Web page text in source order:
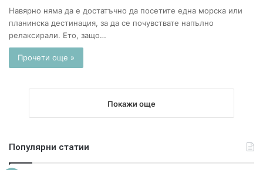
Навярно няма да е достатъчно да посетите една морска или
планинска дестинация, за да се почувствате напълно
релаксирали. Ето, защо…
Прочети още »
Покажи още
Популярни статии